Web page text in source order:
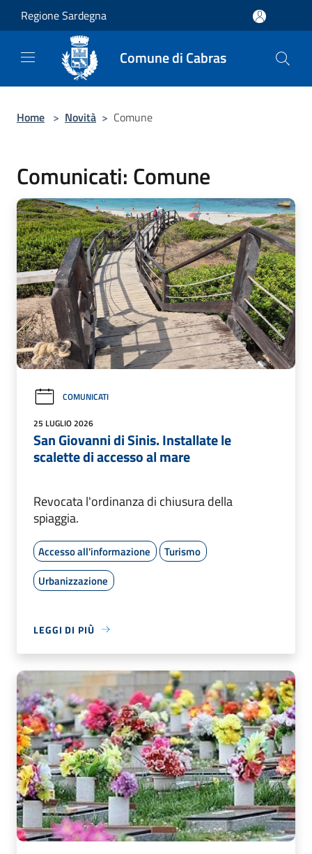
Salta al contenuto principale
Regione Sardegna
Comune di Cabras
Home > Novità > Comune
Comunicati: Comune
COMUNICATI
25 LUGLIO 2026
San Giovanni di Sinis. Installate le
scalette di accesso al mare
Revocata l'ordinanza di chiusura della
spiaggia.
Accesso all'informazione
Turismo
Urbanizzazione
LEGGI DI PIÙ